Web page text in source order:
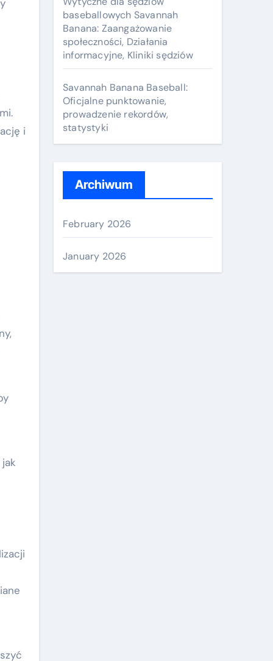
i
baseballowych Savannah
Banana: Zaangażowanie
społeczności, Działania
informacyjne, Kliniki sędziów
Savannah Banana Baseball:
Oficjalne punktowanie,
prowadzenie rekordów,
statystyki
Archiwum
February 2026
January 2026